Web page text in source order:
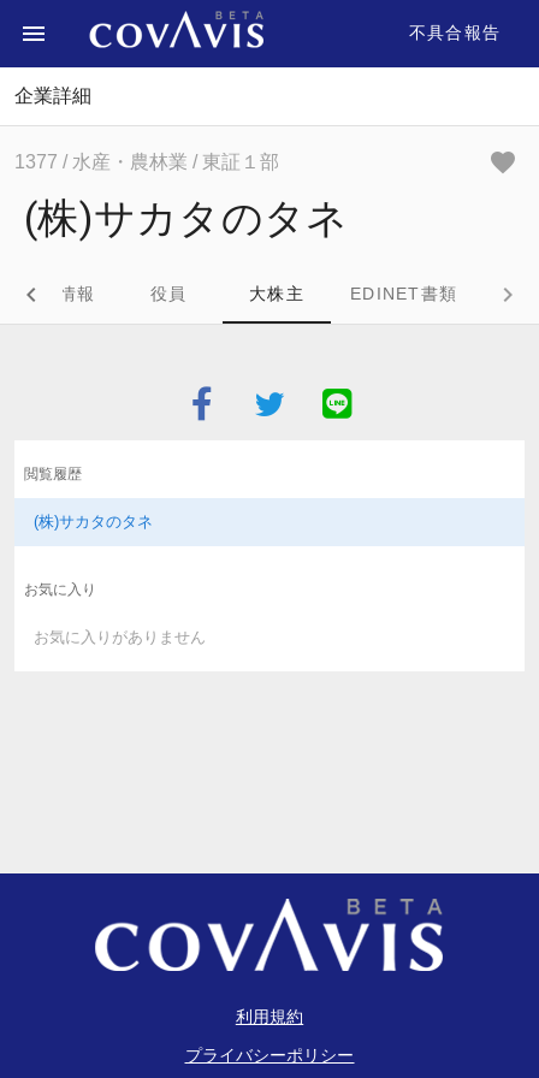
不具合報告
企業詳細
1377 / 水産・農林業 / 東証１部
(株)サカタのタネ
企業情報 役員 大株主 EDINET書類
閲覧履歴
(株)サカタのタネ
お気に入り
お気に入りがありません
利用規約
プライバシーポリシー